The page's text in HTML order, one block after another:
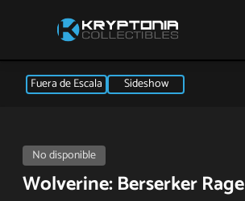
Fuera de Escala Sideshow
No disponible
Wolverine: Berserker Rage